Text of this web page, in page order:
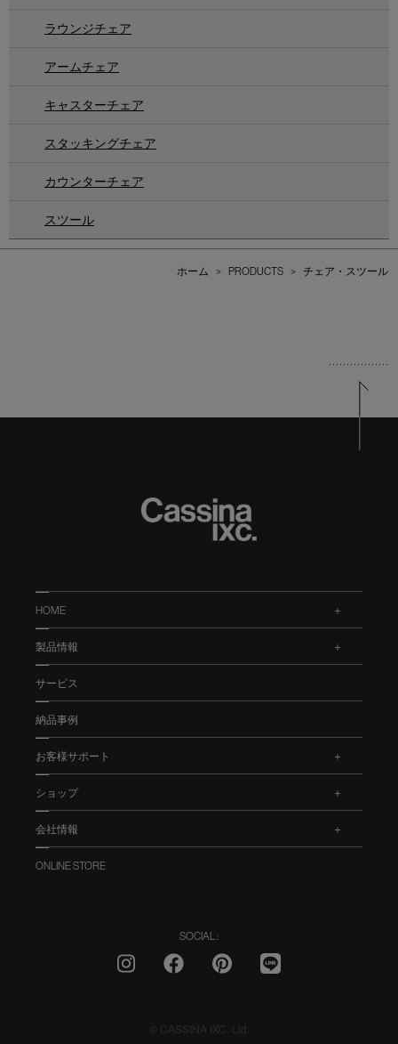
ラウンジチェア
アームチェア
キャスターチェア
スタッキングチェア
カウンターチェア
スツール
ホーム > PRODUCTS > チェア・スツール
HOME
製品情報
サービス
納品事例
お客様サポート
ショップ
会社情報
ONLINE STORE
SOCIAL :
© CASSINA IXC. Ltd.